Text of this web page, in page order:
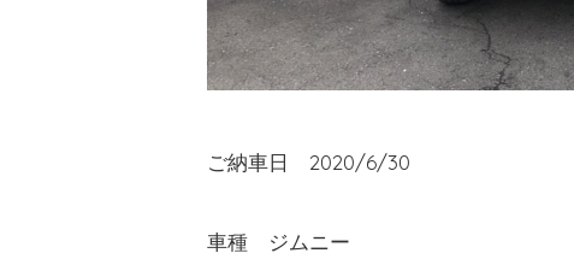
ご納車日 2020/6/30
車種 ジムニー